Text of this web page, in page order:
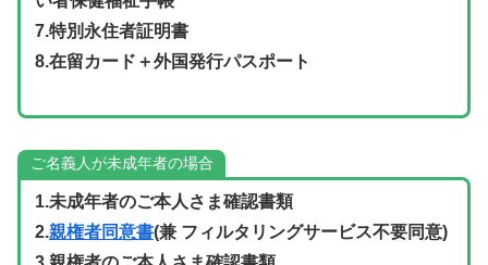
7.特別永住者証明書
8.在留カード＋外国発行パスポート
ご名義人が未成年者の場合
1.未成年者のご本人さま確認書類
2.親権者同意書(兼 フィルタリングサービス不要同意)